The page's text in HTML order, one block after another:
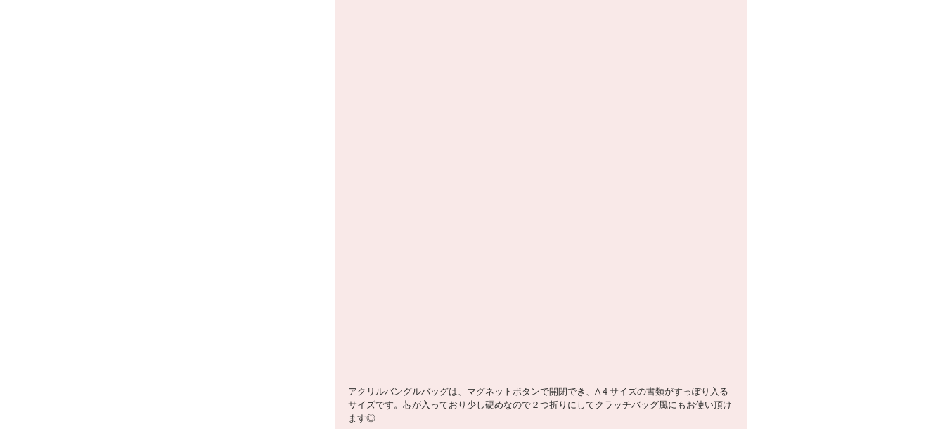
アクリルバングルバッグは、マグネットボタンで開閉でき、A４サイズの書類がすっぽり入る
サイズです。芯が入っており少し硬めなので２つ折りにしてクラッチバッグ風にもお使い頂け
ます◎